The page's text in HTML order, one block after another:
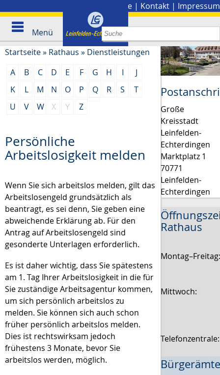
Presse | Kontakt | Impressum
Menü
Startseite» Rathaus » Dienstleistungen
A
B C D E F G H I
J
K
L M N O P Q R S
T
U
V W X Y Z
Persönliche
Arbeitslosigkeit melden
Wenn Sie sich arbeitslos melden, gilt das
Arbeitslosengeld grundsätzlich als
beantragt, es sei denn, Sie geben eine
abweichende Erklärung ab. Für den
Antrag auf Arbeitslosengeld sind
gesonderte Unterlagen erforderlich.
Es ist daher wichtig, dass Sie spätestens
am 1. Tag Ihrer Arbeitslosigkeit in die für
Sie zuständige Arbeitsagentur kommen,
um sich persönlich arbeitslos zu
melden. Sie können sich auch schon
früher persönlich arbeitslos melden.
Dies ist rechtswirksam jedoch
frühestens 3 Monate, bevor Sie
arbeitslos werden, möglich.
Große
Kreisstadt
Leinfelden-
Echterdingen
Marktplatz 1
70771
Leinfelden-
Echterdingen
Rathaus
Mittwoch: